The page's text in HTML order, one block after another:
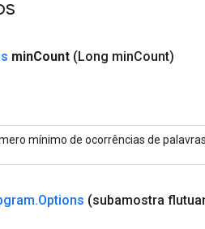
minCount (Long minCount)
mínimo de ocorrências de
.Options (subamostra